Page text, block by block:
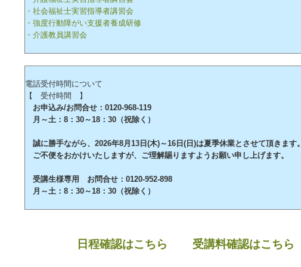
・社会福祉士実習指導者講習会
・強度行動障がい支援者養成研修
・介護教員講習会
電話受付時間について
【 受付時間 】
お申込み/お問合せ：0120-968-119
月～土：8：30～18：30（祝除く）
誠に勝手ながら、2026年8月13日(木)～16日(日)は夏季休業とさせて頂きます。
ご不便をおかけいたしますが、ご理解賜りますようお願い申し上げます。
受講生様専用 お問合せ：0120-952-898
月～土：8：30～18：30（祝除く）
日程確認はこちら 受講料確認はこちら